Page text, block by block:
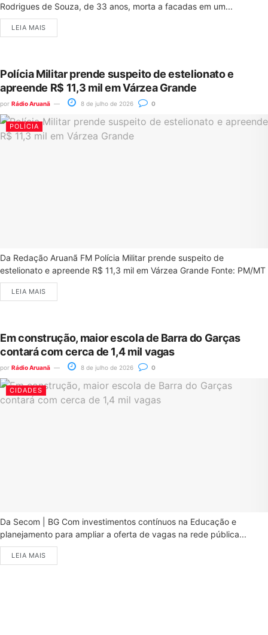
Rodrigues de Souza, de 33 anos, morta a facadas em um...
LEIA MAIS
Polícia Militar prende suspeito de estelionato e
apreende R$ 11,3 mil em Várzea Grande
por Rádio Aruanã 8 de julho de 2026 0
POLÍCIA
Da Redação Aruanã FM Polícia Militar prende suspeito de
estelionato e apreende R$ 11,3 mil em Várzea Grande Fonte: PM/MT
LEIA MAIS
Em construção, maior escola de Barra do Garças
contará com cerca de 1,4 mil vagas
por Rádio Aruanã 8 de julho de 2026 0
CIDADES
Da Secom | BG Com investimentos contínuos na Educação e
planejamento para ampliar a oferta de vagas na rede pública...
LEIA MAIS